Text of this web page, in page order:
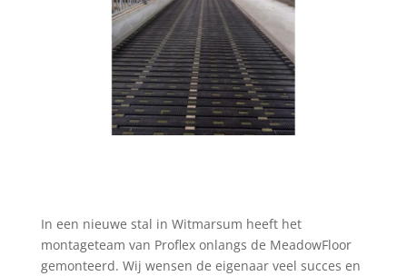
In een nieuwe stal in Witmarsum heeft het
montageteam van Proflex onlangs de MeadowFloor
gemonteerd. Wij wensen de eigenaar veel succes en